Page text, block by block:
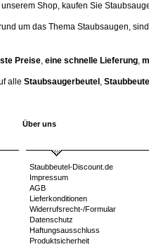
Shop, kaufen Sie
um das Thema Staubsaugen,
Preise, eine schnelle Lieferung,
alle Staubsaugerbeutel , Staubbeutel
Über uns
Staubbeutel-Discount.de
Impressum
AGB
Lieferkonditionen
Widerrufsrecht-/Formular
Datenschutz
Haftungsausschluss
Produktsicherheit